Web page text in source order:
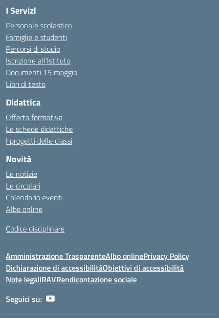
I Servizi
Personale scolastico
Famiglie e studenti
Percorsi di studio
Iscrizione all’Istituto
Documenti 15 maggio
Libri di testo
Didattica
Offerta formativa
Le schede didattiche
I progetti delle classi
Novità
Le notizie
Le circolari
Calendario eventi
Albo online
Codice disciplinare
Amministrazione TrasparenteAlbo onlinePrivacy Policy
Dichiarazione di accessibilitàObiettivi di accessibilità
Note legaliRAVRendicontazione sociale
Seguici su: